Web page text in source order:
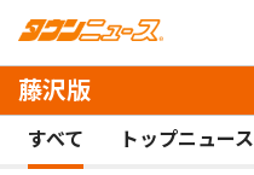
藤沢版
すべて トップニュース